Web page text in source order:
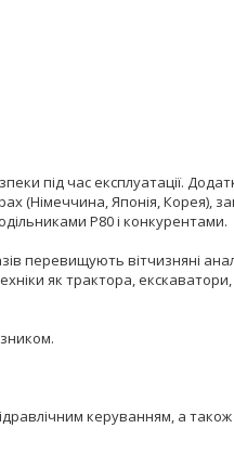
під час експлуатації.
Японія, Корея),
Р80 і конкурентами.
перевищують вітчизняні
як трактора,
керуванням, а також